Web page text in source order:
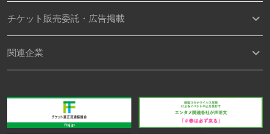
チケット販売委託・広告掲載
関連企業